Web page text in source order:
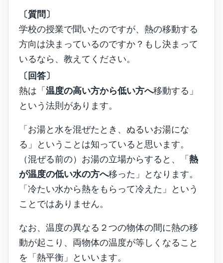
〔質問〕
学校の授業で聞いたのですが、熱の移動する
方向は決まっているのですか？もし決まって
いるなら、教えてください。
〔回答〕
熱は「 温度の高い方から低い方へ移動する」
という法則があります。
「お湯と水を混ぜたとき、ぬるいお湯にな
る」ということは知っていると思います。
（混ぜる前の）お湯の立場からすると、「 熱
が温度の低い水の方へ移った」となります。
「冷たい水から熱をもらって冷えた」という
ことではありません。
なお、温度の異なる２つの物体の間に熱の移
動が起こり、両物体の温度が等しくなること
を「熱平衡」といいます。